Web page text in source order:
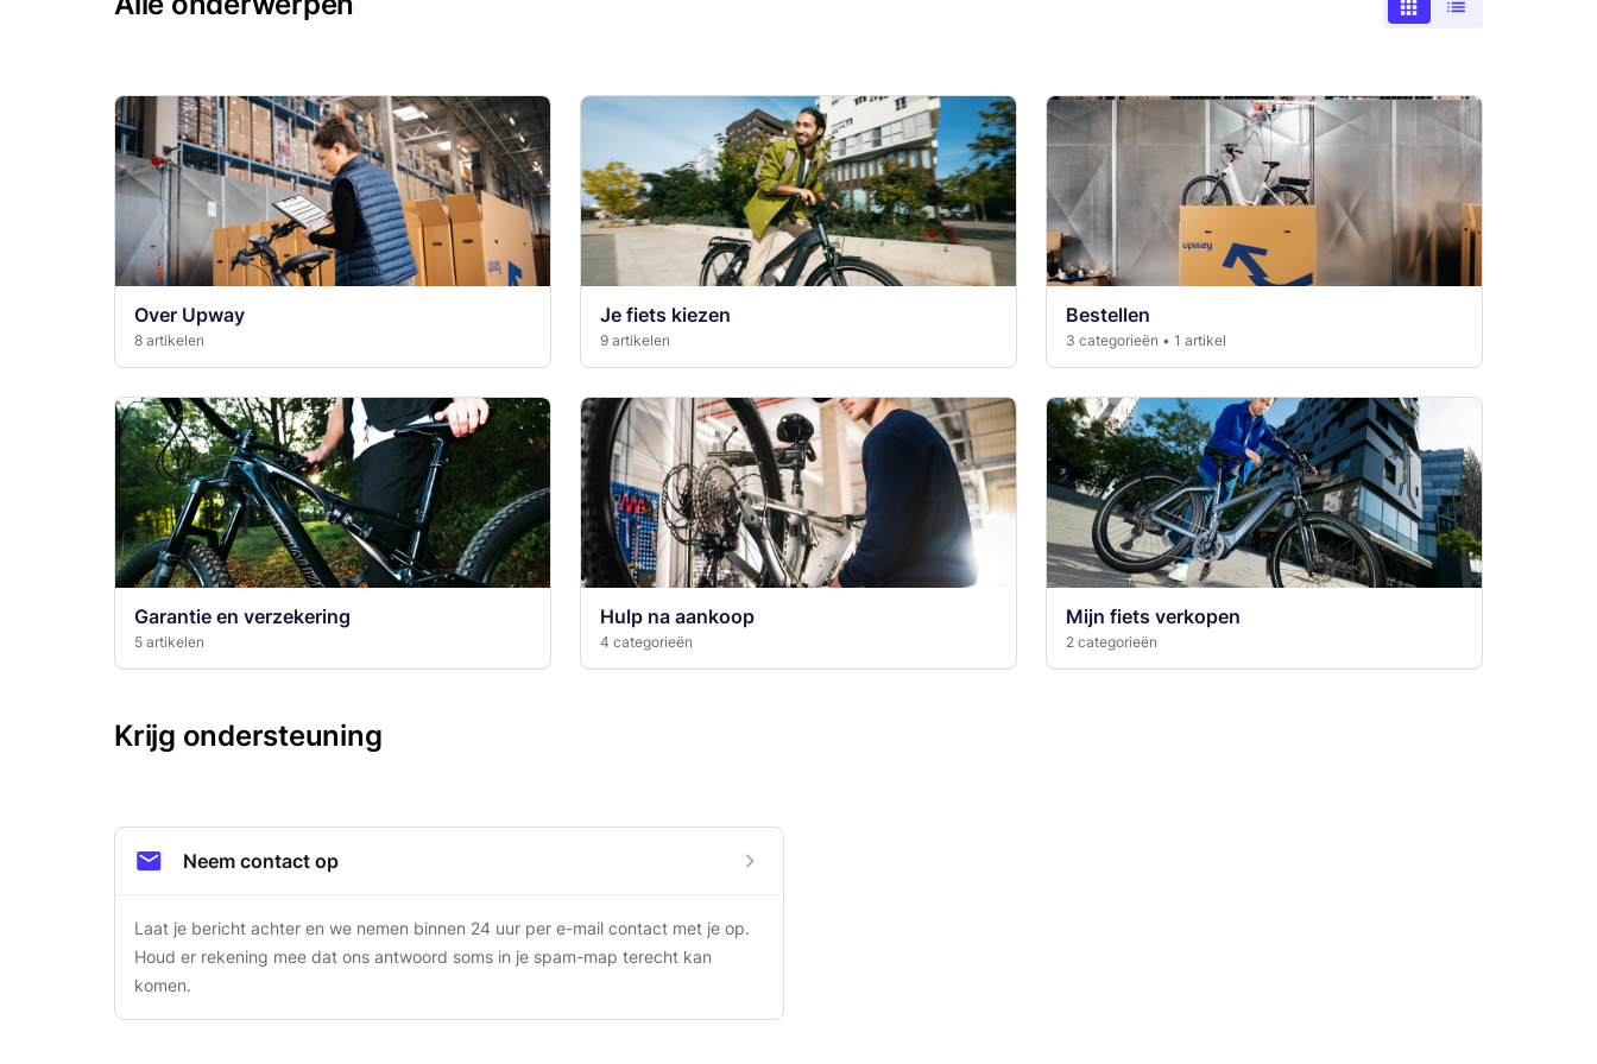
Over Upway
8 artikelen
Je fiets kiezen
9 artikelen
Bestellen
3 categorieën • 1 artikel
Garantie en verzekering
5 artikelen
Hulp na aankoop
4 categorieën
Mijn fiets verkopen
2 categorieën
Krijg ondersteuning
Neem contact op
Laat je bericht achter en we nemen binnen 24 uur per e-mail contact met je op.
Houd er rekening mee dat ons antwoord soms in je spam-map terecht kan
komen.